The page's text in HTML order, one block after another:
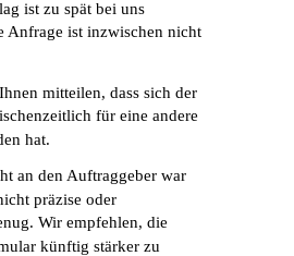
ist zu spät bei uns
Anfrage ist inzwischen nicht
mitteilen, dass sich der
für eine andere
hat.
an den Auftraggeber war
präzise oder
Wir empfehlen, die
künftig stärker zu